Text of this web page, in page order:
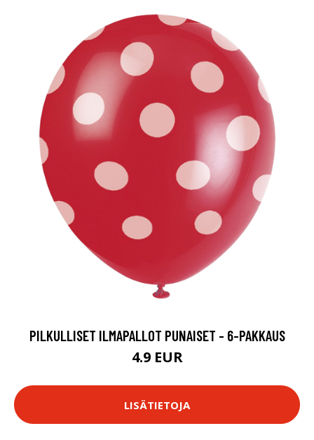
PILKULLISET ILMAPALLOT PUNAISET - 6-PAKKAUS
4.9 EUR
LISÄTIETOJA